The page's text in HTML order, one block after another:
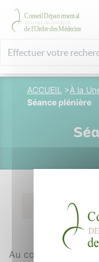
ACCUEIL >À la
Séance plénière
29 mai
Au cours du mois